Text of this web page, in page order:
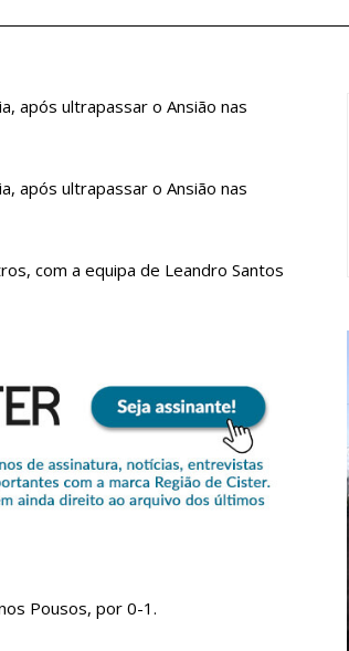
Assinatura
e ajude-nos a manter este serviço público!
após ultrapassar o Ansião nas
após ultrapassar o Ansião nas
com a equipa de Leandro Santos
Pousos, por 0-1.